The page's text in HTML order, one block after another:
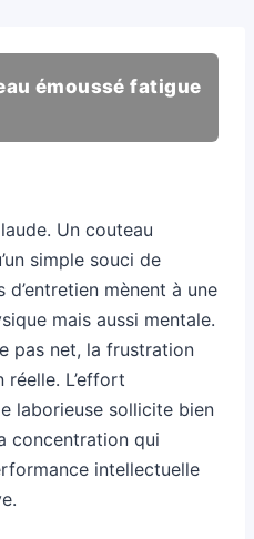
émoussé fatigue
Un couteau
simple souci de
mènent à une
mais aussi mentale.
pas net, la frustration
réelle. L’effort
laborieuse sollicite bien
concentration qui
intellectuelle